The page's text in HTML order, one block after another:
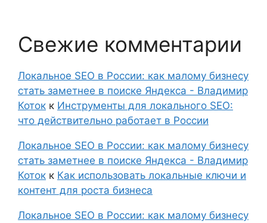
Свежие комментарии
Локальное SEO в России: как малому бизнесу
стать заметнее в поиске Яндекса - Владимир
Коток к Инструменты для локального SEO:
что действительно работает в России
Локальное SEO в России: как малому бизнесу
стать заметнее в поиске Яндекса - Владимир
Коток к Как использовать локальные ключи и
контент для роста бизнеса
Локальное SEO в России: как малому бизнесу